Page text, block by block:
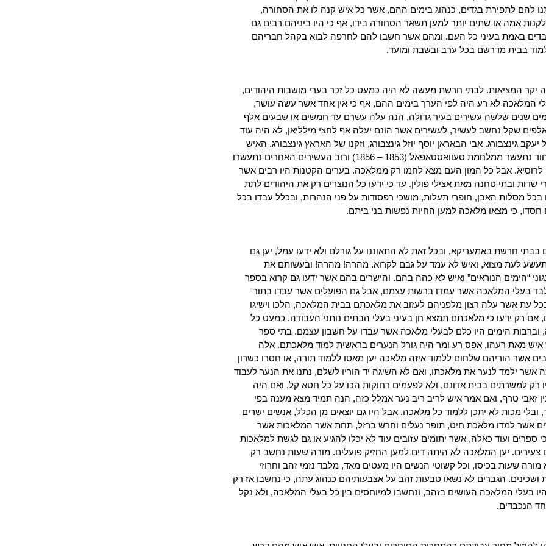
להם לתפירת בגדים, כנהוג בימים ההם, אשר כל איש קנה לו את הסחורה,
אמה או שתים יותר למען תשאר הסחורה בידו, אף כי היו ביניהם רבים גם
באמת בעיני כל העם. ומהם אשר חשבו להם לחרפה לבוא בקהל חבריהם
בבית מדרשם בכל ערב ובשבת ומועד.
יקר המציאות. לבתי חרשת מעשה לא היה כמעט כל זכר בערי מושבות היהודים,
המלאכה לא רע היה לפי הערך בימים ההם, אף כי אין אחד אשר עשה עושר,
שנים שלשה עשירים בעיר גדולה, הנה עלה עשרם עד חמשים או שבעים אלף
שקל נחשב לעשיר, לעשירים אשר הונם יעלה אף לחצי מילליאן, לא היה עוד
גינצבורג. אבי הבאראן יוסף יוזל גינצבורג, וזקנו של האראץ גינצבורג. האיש
הזה עשה עשר בהיותו חוכר מס יין שרף מאת הממשלה, וביחוד נתעשר ממלחמת סעוואסטאפאל (1853 – 1856) ורוב העשירים האחרים נתעשרו
לרוסיא. אבל כל המון העם מצא לחמו רק ממלאכה. בערים הקטנות היו רבים אשר
שדות ובתי טחנה מאת אצילי פולין. עד כי ידעו כל הנוצרים רק את היהודים לתת
מסלות האבן, חופרי תעלות, מושכי רפסודות על פני הנהרות, ובכלל עבדו בכל
כי מצאו מלאכה למען החיות נפשות בני ביתם.
חרשת באמעריקא, ובכל זאת לא התאוננו על גורלם ולא ידעו עמל, יען גם
לעת מצוא, ואיש לא עמד על גבם לקרוא. מהרה! מהרה! ובעשותם את
“הימים הנוראים” ואיש לא כהה בהם. והישרים בהם אשר ידעו גם קרוא בספר
בעלי המלאכה אשר עמדו ברשות עצמם, אבל גם הפועלים אשר עבדו בתור
עת אשר עלה רצון מלפניהם לעזוב את מלאכתם בבית המלאכה, הלכו וישיגו
רק ידעו כי מלאכתם תמצא חן בעיני בעלי הבתים נותני העבודה. כמעט כל
וברבות הימים היו כלם לבעלי מלאכה אשר עבדו על חשבון עצמם. בתי ספר
איש מאת רעהו, אפס רע ומר היה גורל הנערים בראשית למוד מלאכתם. אלה
אשר הוריהם שלחום ללמוד איזה מלאכה יען מאסו ללמוד תורה, או חסרו כשרון
ילמד לנער את מלאכתו, ואם לא השיגה יד הוריו לשלם, נתנו את הנער לעבוד
רק למשרתים בבית אדונם, ולא לפעמים רחוקות הכו על כל חטא קל, ואם היה
זאבי טרף, ואם אמר איש לריב ריב נער אמלל כזה, הנה תמיד מצא מענה בפי
ובלי מכות לא יתכן ללמוד כל מלאכה. אבל היו גם יוצאים מן הכלל, אנשים ישרים
אשר למדו מלאכת חיט, תופר נעלים וחרש ברזל, תחת אשר המלאכות אשר
ספרים ועוד כאלה, אשר יתומים עזובים עוד לא יכלו להגיע או גם לגשת למלאכות
יען המלאכה לא היתה דים למען החזיק פועלים. מורה שעות נחשב רק
שעות בכיסו, וכל קשוטי הנשים היו מעטים מאד, מלבד נזמי זהב וחרוזי
ושכינים. הגברים לא נשאו טבעות זהב על אצבעותיהם כנהוג עתה, כי נחשבו אז רק
בעלי המלאכה העושים בזהב, ונחשבו למיוחסים בּין כל בּעלי המלאכה, ולא נקל
הנכבדים.